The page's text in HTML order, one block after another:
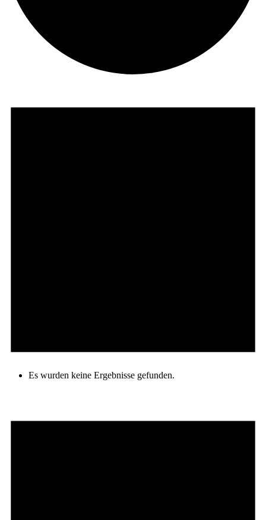
Es wurden keine Ergebnisse gefunden.